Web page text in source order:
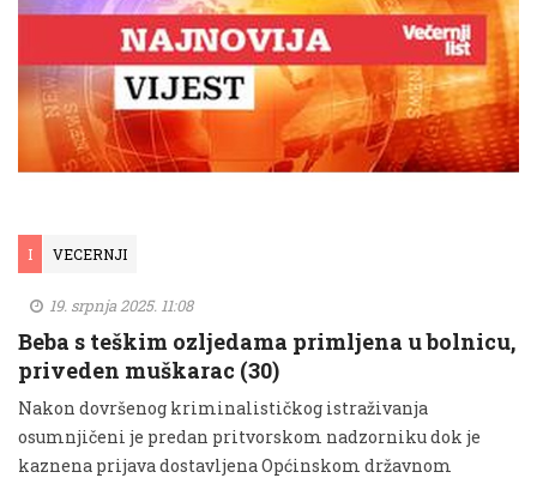
I VECERNJI
19. srpnja 2025. 11:08
Beba s teškim ozljedama primljena u bolnicu,
priveden muškarac (30)
Nakon dovršenog kriminalističkog istraživanja
osumnjičeni je predan pritvorskom nadzorniku dok je
kaznena prijava dostavljena Općinskom državnom